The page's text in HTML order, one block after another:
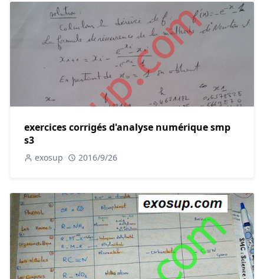
exercices corrigés d'analyse numérique smp
s3
exosup 2016/9/26